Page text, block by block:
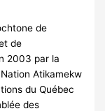
de
de
2003 par la
Atikamekw
du Québec
des